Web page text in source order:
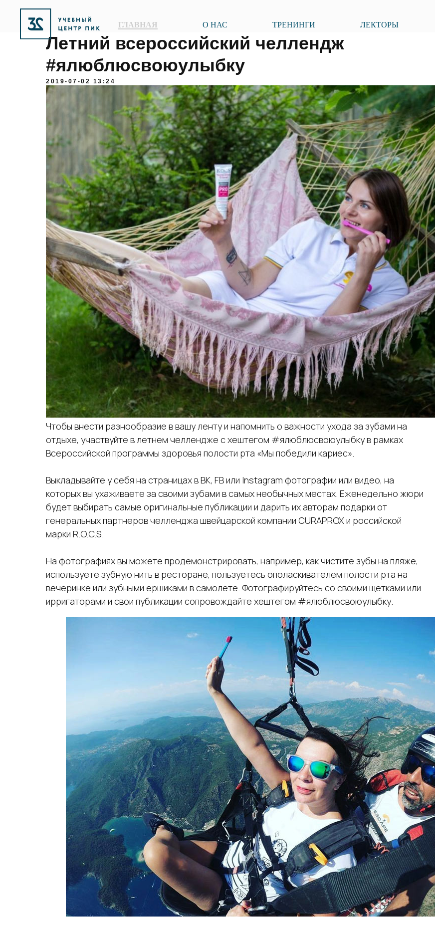
ГЛАВНАЯ О НАС ТРЕНИНГИ ЛЕКТОРЫ
Летний всероссийский челлендж
#ялюблюсвоюулыбку
2019-07-02 13:24
Чтобы внести разнообразие в вашу ленту и напомнить о важности ухода за зубами на
отдыхе, участвуйте в летнем челлендже с хештегом #ялюблюсвоюулыбку в рамках
Всероссийской программы здоровья полости рта «Мы победили кариес».
Выкладывайте у себя на страницах в ВК, FB или Instagram фотографии или видео, на
которых вы ухаживаете за своими зубами в самых необычных местах. Еженедельно жюри
будет выбирать самые оригинальные публикации и дарить их авторам подарки от
генеральных партнеров челленджа швейцарской компании CURAPROX и российской
марки R.O.C.S.
На фотографиях вы можете продемонстрировать, например, как чистите зубы на пляже,
используете зубную нить в ресторане, пользуетесь ополаскивателем полости рта на
вечеринке или зубными ершиками в самолете. Фотографируйтесь со своими щетками или
ирригаторами и свои публикации сопровождайте хештегом #ялюблюсвоюулыбку.